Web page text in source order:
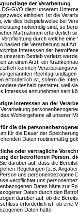
der Verarbeitung
DS-GVO dient unserem
einholen. Ist die
wie dies beispielsweise bei
notwendig sind, so
Maßnahmen erforderlich
durch welche
basiert die Verarbeitung auf
Interessen der
unserem Betrieb verletzt
an einen Arzt, ein
könnten
erforderlich ist, sofern die
deshalb gestattet, weil
Interesse anzunehmen sein
Interessen an der
Wohlergehens all unserer
für die die
für die Dauer der
Daten routinemäßig
oder vertragliche
der betroffenen Person,
darüber auf, dass die
Regelungen (z.B.
uns personenbezogene
verpflichtet uns
Daten hätte zur
Daten durch den
darüber auf, ob die
erforderlich ist, ob eine
Daten hätte.